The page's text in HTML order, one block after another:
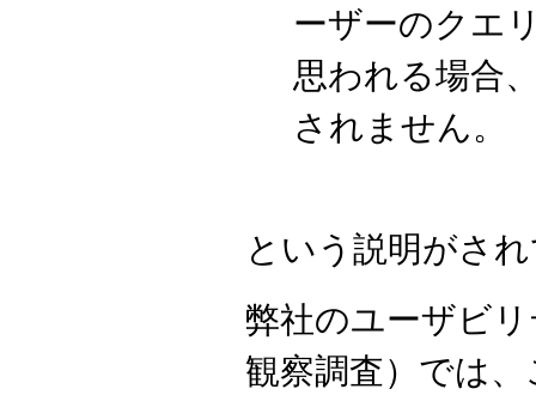
ーザーのクエ
思われる場合
されません。
という説明がさ
弊社のユーザビ
観察調査）では